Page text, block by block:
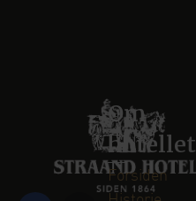
Om
hotellet
Forsiden